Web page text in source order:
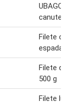
UBAGO
Filete
espada
Filete
500 g
Filete